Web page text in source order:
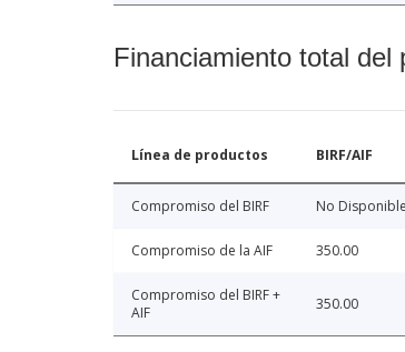
Financiamiento total del
Línea de productos BIRF/AIF
Compromiso del BIRF No Disponible
Compromiso de la AIF 350.00
Compromiso del BIRF +
AIF
350.00